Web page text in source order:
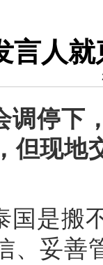
言人
调停下
但现地
国是搬
、妥善